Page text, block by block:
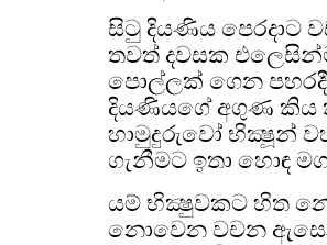
සිටු දියණිය පෙරදාට
තවත් දවසක එලෙසින්ම
පොල්ලක් ගෙන
දියණියගේ අගුණ කිය
හාමුදුරුවෝ භික්‍ෂූන්
ගැනීමට ඉතා හොඳ
යම් භික්‍ෂුවකට හිත
නොවෙන වචන